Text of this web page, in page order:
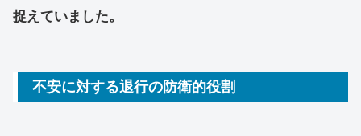
捉えていました。
不安に対する退行の防衛的役割